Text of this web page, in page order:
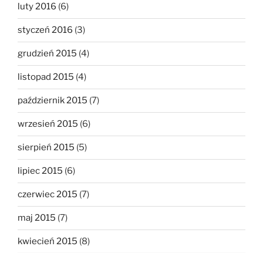
luty 2016 (6)
styczeń 2016 (3)
grudzień 2015 (4)
listopad 2015 (4)
październik 2015 (7)
wrzesień 2015 (6)
sierpień 2015 (5)
lipiec 2015 (6)
czerwiec 2015 (7)
maj 2015 (7)
kwiecień 2015 (8)